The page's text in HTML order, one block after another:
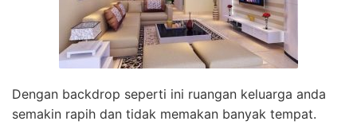
Dengan backdrop seperti ini ruangan keluarga anda
semakin rapih dan tidak memakan banyak tempat.